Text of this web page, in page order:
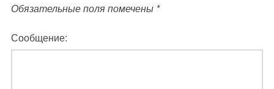
Обязательные поля помечены *
Сообщение: